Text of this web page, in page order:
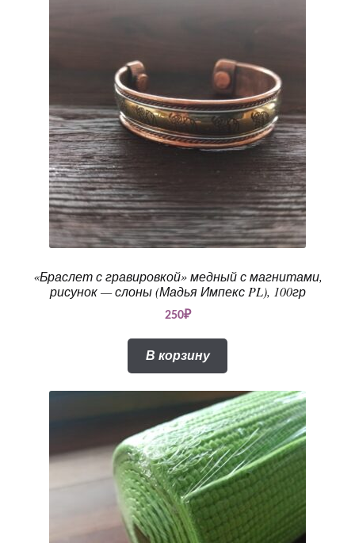
«Браслет с гравировкой» медный с магнитами,
рисунок — слоны (Мадья Импекс PL), 100гр
250₽
В корзину